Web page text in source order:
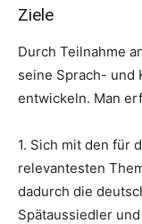
Ziele
Durch Teilnahme
seine Sprach- und
entwickeln. Man
1. Sich mit den für
relevantesten
dadurch die
Spätaussiedler